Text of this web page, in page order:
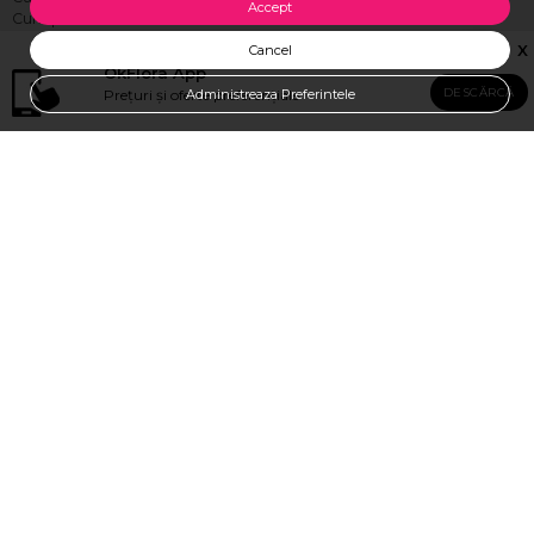
Accept
Cancel
Administreaza Preferintele
SUNA SI VERIFICA DISPONIBILITATEA
Cum plătesc?
Cum livrăm?
Termeni, condiţii
Despre noi
Locuri vacante
Comandă Internațional
X
OkFlora App
Prețuri și oferte preferențiale DESCĂRCĂ